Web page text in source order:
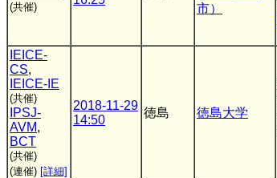
(共催)
市）
IEICE-
CS,
IEICE-IE
(共催)
IPSJ-
AVM,
BCT
(共催)
(連催) [詳細]
2018-11-29
14:50
徳島 徳島大学